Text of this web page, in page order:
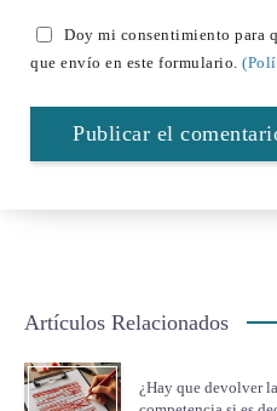
Doy mi consentimiento para
que envío en este formulario.
Artículos Relacionados
¿Hay que devolver